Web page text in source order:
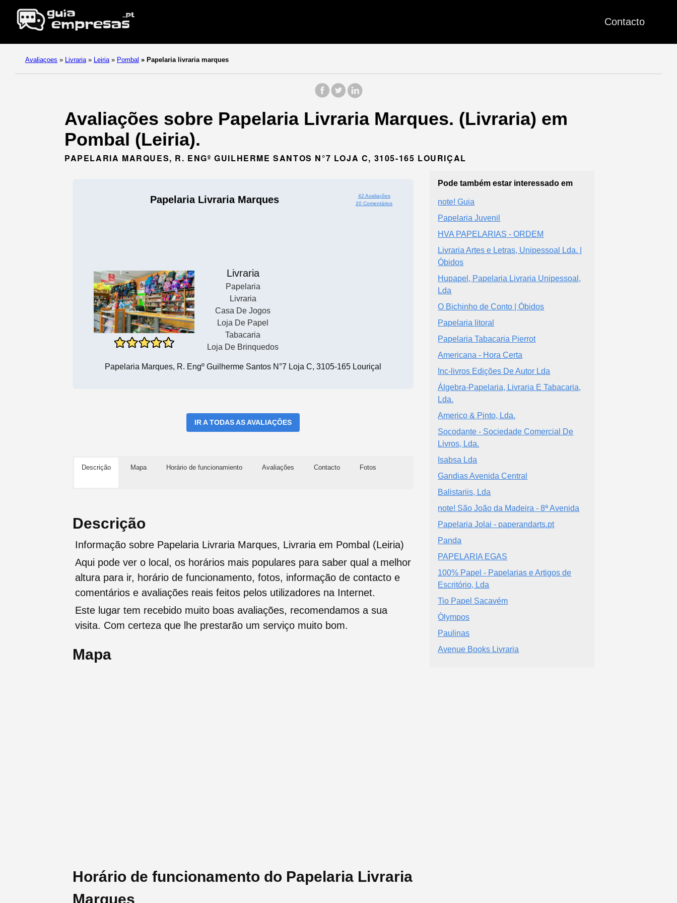
Contacto
Avaliaçoes » Livraria » Leiria » Pombal » Papelaria livraria marques
Avaliações sobre Papelaria Livraria Marques. (Livraria) em
Pombal (Leiria).
PAPELARIA MARQUES, R. ENGº GUILHERME SANTOS N°7 LOJA C, 3105-165 LOURIÇAL
Papelaria Livraria Marques
42 Avaliações
20 Comentários
Livraria
Papelaria
Livraria
Casa De Jogos
Loja De Papel
Tabacaria
Loja De Brinquedos
Papelaria Marques, R. Engº Guilherme Santos N°7 Loja C, 3105-165 Louriçal
IR A TODAS AS AVALIAÇÕES
Descrição Mapa Horário de funcionamiento Avaliações Contacto Fotos
Descrição
Informação sobre Papelaria Livraria Marques, Livraria em Pombal (Leiria)
Aqui pode ver o local, os horários mais populares para saber qual a melhor
altura para ir, horário de funcionamento, fotos, informação de contacto e
comentários e avaliações reais feitos pelos utilizadores na Internet.
Este lugar tem recebido muito boas avaliações, recomendamos a sua
visita. Com certeza que lhe prestarão um serviço muito bom.
Mapa
Horário de funcionamento do Papelaria Livraria
Marques
Pode também estar interessado em
note! Guia
Papelaria Juvenil
HVA PAPELARIAS - ORDEM
Livraria Artes e Letras, Unipessoal Lda. |
Óbidos
Hupapel, Papelaria Livraria Unipessoal,
Lda
O Bichinho de Conto | Óbidos
Papelaria litoral
Papelaria Tabacaria Pierrot
Americana - Hora Certa
Inc-livros Edições De Autor Lda
Álgebra-Papelaria, Livraria E Tabacaria,
Lda.
Americo & Pinto, Lda.
Socodante - Sociedade Comercial De
Livros, Lda.
Isabsa Lda
Gandias Avenida Central
Balistariis, Lda
note! São João da Madeira - 8ª Avenida
Papelaria Jolai - paperandarts.pt
Panda
PAPELARIA EGAS
100% Papel - Papelarias e Artigos de
Escritório, Lda
Tio Papel Sacavém
Òlympos
Paulinas
Avenue Books Livraria